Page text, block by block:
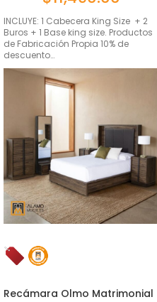
INCLUYE: 1 Cabecera King Size + 2
Buros + 1 Base king size. Productos
de Fabricación Propia 10% de
descuento…
Recámara Olmo Matrimonial